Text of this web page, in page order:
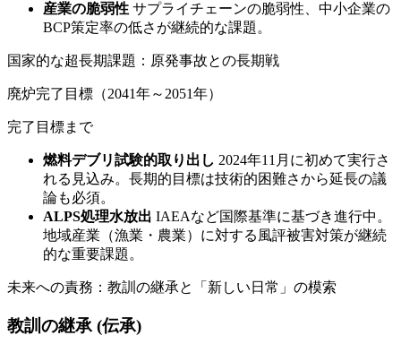
産業の脆弱性 サプライチェーンの脆弱性、中小企業の
BCP策定率の低さが継続的な課題。
国家的な超長期課題：原発事故との長期戦
廃炉完了目標（2041年～2051年）
完了目標まで
燃料デブリ試験的取り出し 2024年11月に初めて実行さ
れる見込み。長期的目標は技術的困難さから延長の議
論も必須。
ALPS処理水放出 IAEAなど国際基準に基づき進行中。
地域産業（漁業・農業）に対する風評被害対策が継続
的な重要課題。
未来への責務：教訓の継承と「新しい日常」の模索
教訓の継承 (伝承)